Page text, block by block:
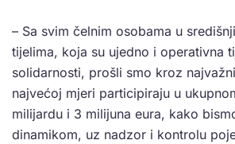
– Sa svim čelnim osobama u
tijelima, koja su ujedno i operativna
solidarnosti, prošli smo kroz
najvećoj mjeri participiraju u
milijardu i 3 milijuna eura, kako
dinamikom, uz nadzor i kontrolu